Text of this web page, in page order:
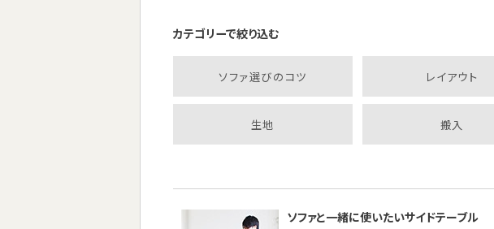
カテゴリーで絞り込む
ソファ選びのコツ レイアウト
生地 搬入
ソファと一緒に使いたいサイドテーブル